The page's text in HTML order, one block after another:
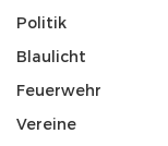
Politik
Blaulicht
Feuerwehr
Vereine